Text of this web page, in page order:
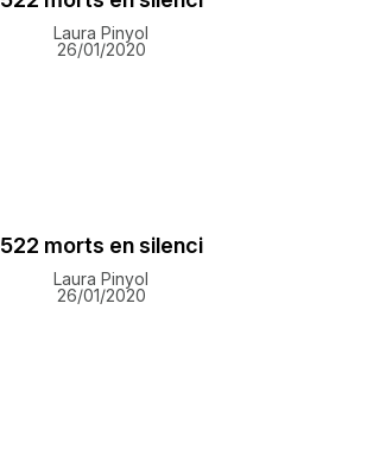
Laura Pinyol
26/01/2020
522 morts en silenci
Laura Pinyol
26/01/2020